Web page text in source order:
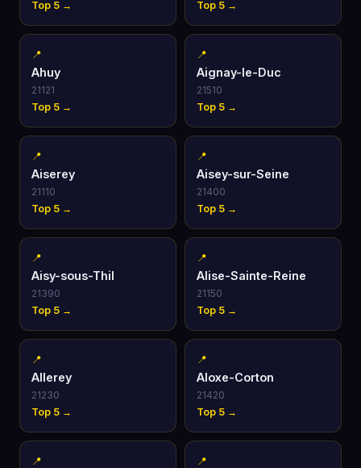
Top 5 →
Top 5 →
📍
Ahuy
21121
Top 5 →
📍
Aignay-le-Duc
21510
Top 5 →
📍
Aiserey
21110
Top 5 →
📍
Aisey-sur-Seine
21400
Top 5 →
📍
Aisy-sous-Thil
21390
Top 5 →
📍
Alise-Sainte-Reine
21150
Top 5 →
📍
Allerey
21230
Top 5 →
📍
Aloxe-Corton
21420
Top 5 →
📍 📍